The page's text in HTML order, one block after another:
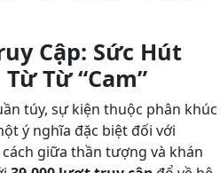
Cập: Sức Hút
Từ “Cam”
túy, sự kiện thuộc phân khúc
ý nghĩa đặc biệt đối với
giữa thần tượng và khán